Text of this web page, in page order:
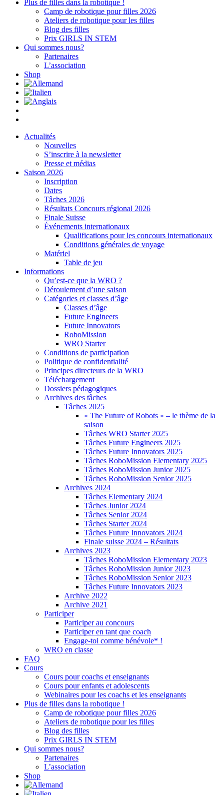
Plus de filles dans la robotique !
Camp de robotique pour filles 2026
Ateliers de robotique pour les filles
Blog des filles
Prix GIRLS IN STEM
Qui sommes nous?
Partenaires
L’association
Shop
Actualités
Nouvelles
S’inscrire à la newsletter
Presse et médias
Saison 2026
Inscription
Dates
Tâches 2026
Résultats Concours régional 2026
Finale Suisse
Événements internationaux
Qualifications pour les concours internationaux
Conditions générales de voyage
Matériel
Table de jeu
Informations
Qu’est-ce que la WRO ?
Déroulement d’une saison
Catégories et classes d’âge
Classes d’âge
Future Engineers
Future Innovators
RoboMission
WRO Starter
Conditions de participation
Politique de confidentialité
Principes directeurs de la WRO
Téléchargement
Dossiers pédagogiques
Archives des tâches
Tâches 2025
« The Future of Robots » – le thème de la
saison
Tâches WRO Starter 2025
Tâches Future Engineers 2025
Tâches Future Innovators 2025
Tâches RoboMission Elementary 2025
Tâches RoboMission Junior 2025
Tâches RoboMission Senior 2025
Archives 2024
Tâches Elementary 2024
Tâches Junior 2024
Tâches Senior 2024
Tâches Starter 2024
Tâches Future Innovators 2024
Finale suisse 2024 – Résultats
Archives 2023
Tâches RoboMission Elementary 2023
Tâches RoboMission Junior 2023
Tâches RoboMission Senior 2023
Tâches Future Innovators 2023
Archive 2022
Archive 2021
Participer
Participer au concours
Participer en tant que coach
Engage-toi comme bénévole* !
WRO en classe
FAQ
Cours
Cours pour coachs et enseignants
Cours pour enfants et adolescents
Webinaires pour les coachs et les enseignants
Plus de filles dans la robotique !
Camp de robotique pour filles 2026
Ateliers de robotique pour les filles
Blog des filles
Prix GIRLS IN STEM
Qui sommes nous?
Partenaires
L’association
Shop